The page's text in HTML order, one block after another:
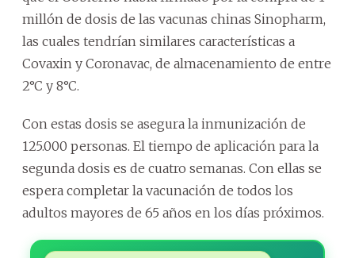
millón de dosis de las vacunas chinas Sinopharm,
las cuales tendrían similares características a
Covaxin y Coronavac, de almacenamiento de entre
2°C y 8°C.
Con estas dosis se asegura la inmunización de
125.000 personas. El tiempo de aplicación para la
segunda dosis es de cuatro semanas. Con ellas se
espera completar la vacunación de todos los
adultos mayores de 65 años en los días próximos.